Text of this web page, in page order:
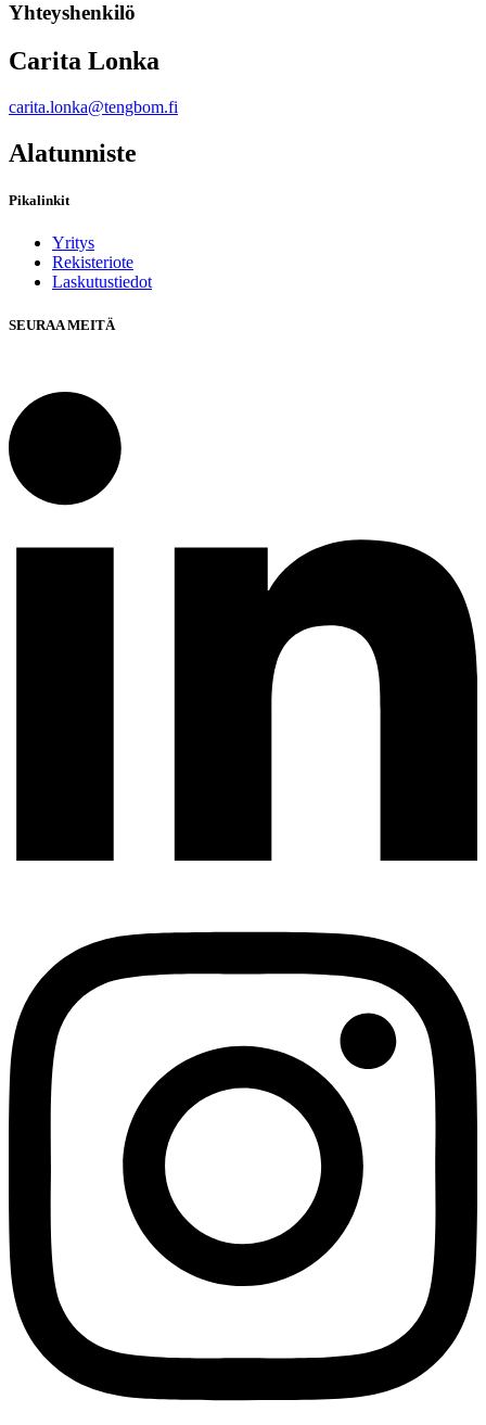
Yhteyshenkilö
Carita Lonka
carita.lonka@tengbom.fi
Alatunniste
Pikalinkit
Yritys
Rekisteriote
Laskutustiedot
SEURAA MEITÄ